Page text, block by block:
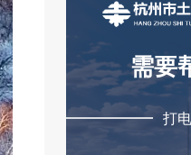
需要
打